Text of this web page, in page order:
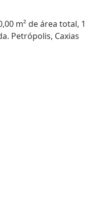
m² de área total, 1
Petrópolis, Caxias